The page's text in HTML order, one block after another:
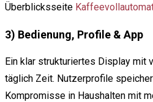
Überblicksseite
3) Bedienung, Profile & App
Ein klar strukturiertes Display mit
täglich Zeit. Nutzerprofile
Kompromisse in Haushalten mit